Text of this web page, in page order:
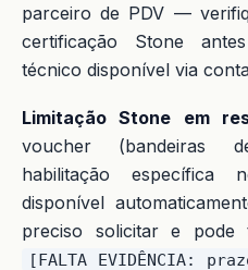
parceiro de PDV —
certificação Stone
técnico disponível via
Limitação Stone em
voucher (bandeiras
habilitação
disponível
preciso solicitar e
[FALTA EVIDÊNCIA: